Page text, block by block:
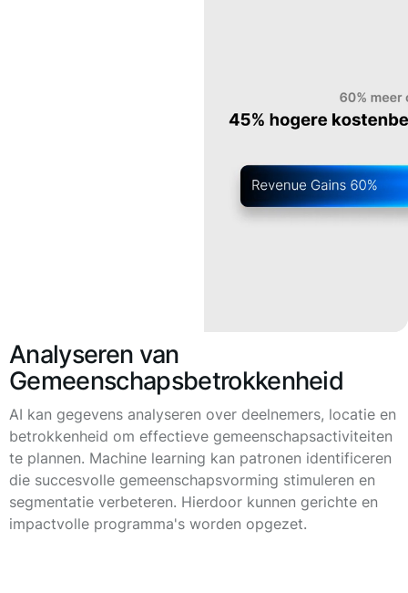
Analyseren van
Gemeenschapsbetrokkenheid
AI kan gegevens analyseren over deelnemers, locatie en
betrokkenheid om effectieve gemeenschapsactiviteiten
te plannen. Machine learning kan patronen identificeren
die succesvolle gemeenschapsvorming stimuleren en
segmentatie verbeteren. Hierdoor kunnen gerichte en
impactvolle programma's worden opgezet.